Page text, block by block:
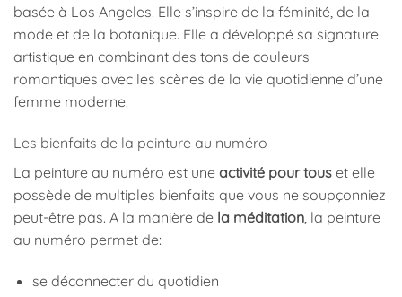
basée à Los Angeles. Elle s’inspire de la féminité, de la
mode et de la botanique. Elle a développé sa signature
artistique en combinant des tons de couleurs
romantiques avec les scènes de la vie quotidienne d’une
femme moderne.
Les bienfaits de la peinture au numéro
La peinture au numéro est une activité pour tous et elle
possède de multiples bienfaits que vous ne soupçonniez
peut-être pas. A la manière de la méditation , la peinture
au numéro permet de:
se déconnecter du quotidien